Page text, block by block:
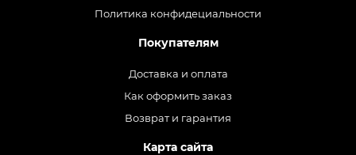
Политика конфидециальности
Покупателям
Доставка и оплата
Как оформить заказ
Возврат и гарантия
Карта сайта